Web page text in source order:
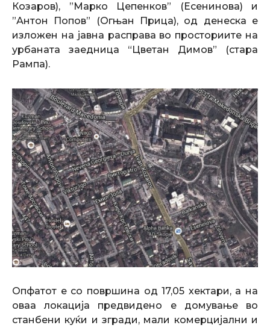
Козаров), ”Марко Цепенков” (Есенинова) и
”Антон Попов” (Огњан Прица), од денеска е
изложен на јавна расправа во просториите на
урбаната заедница “Цветан Димов” (стара
Рампа).
Опфатот е со површина од 17,05 хектари, а на
оваа локација предвидено е домување во
станбени куќи и згради, мали комерцијални и